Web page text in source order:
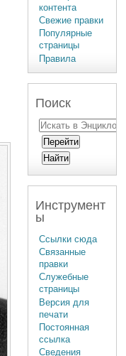
контента
Свежие правки
Популярные
страницы
Правила
Поиск
Инструмент
ы
Ссылки сюда
Связанные
правки
Служебные
страницы
Версия для
печати
Постоянная
ссылка
Сведения